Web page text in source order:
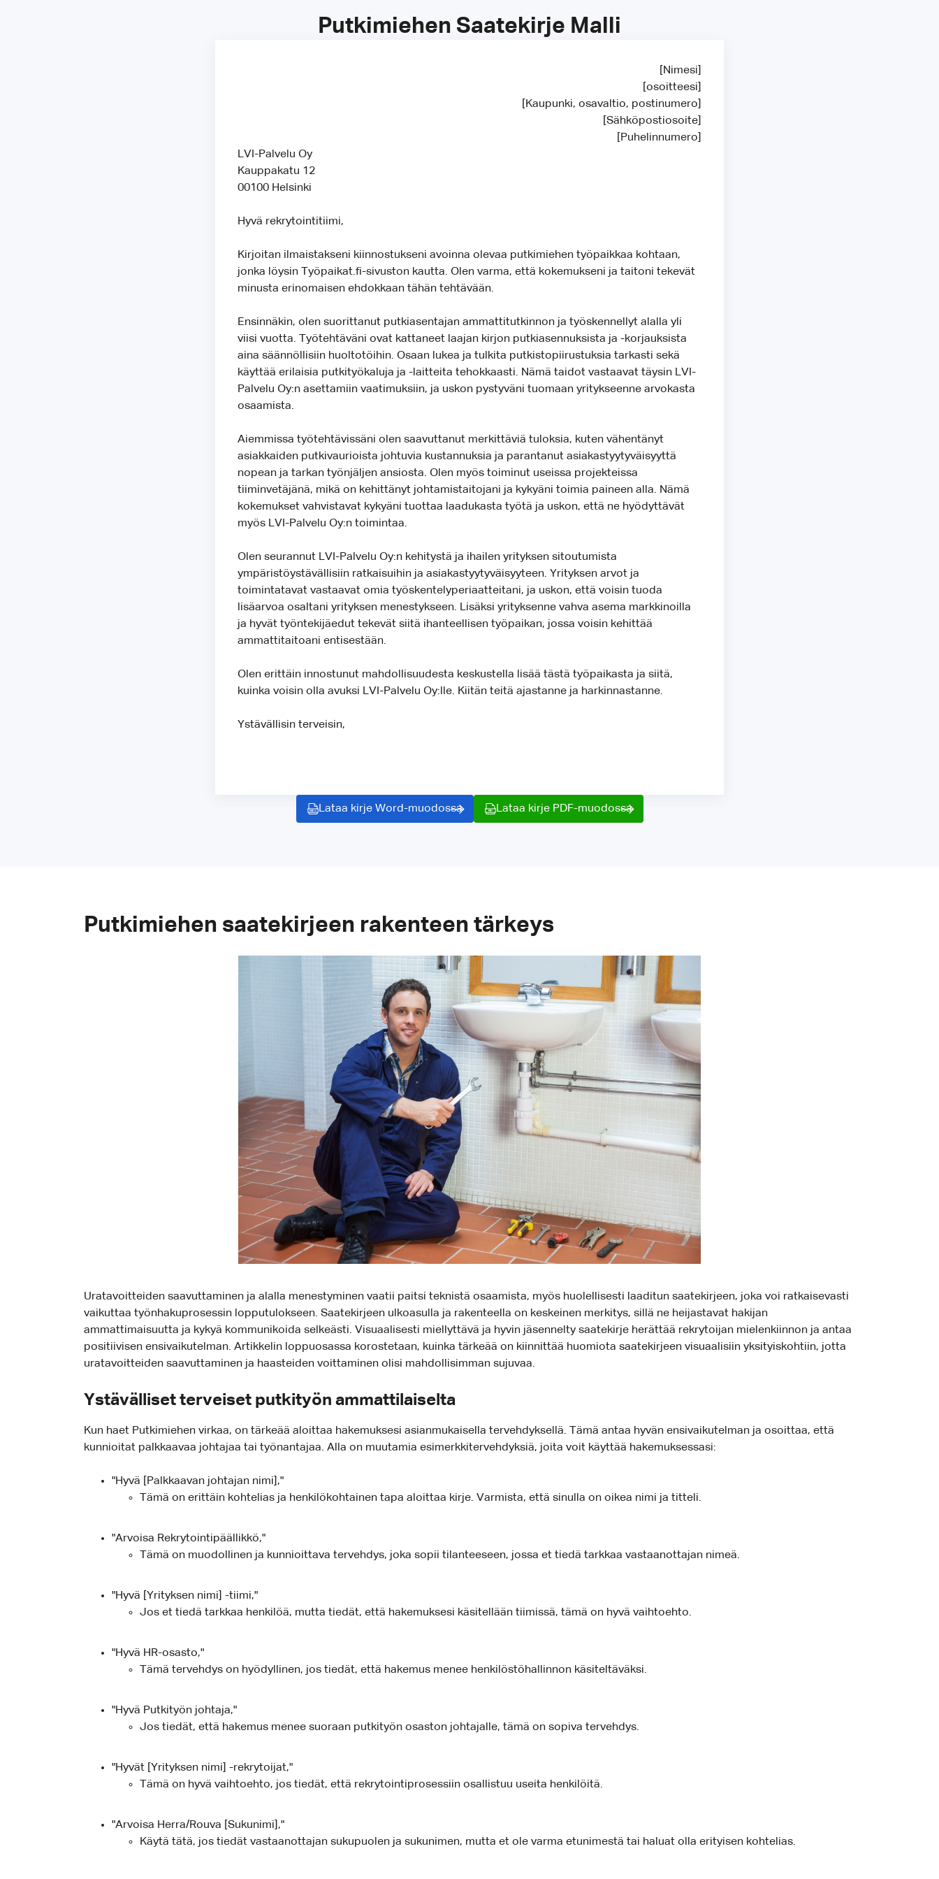
Putkimiehen Saatekirje Malli
[Nimesi]
[osoitteesi]
[Kaupunki, osavaltio, postinumero]
[Sähköpostiosoite]
[Puhelinnumero]
LVI-Palvelu Oy
Kauppakatu 12
00100 Helsinki
Hyvä rekrytointitiimi,
Kirjoitan ilmaistakseni kiinnostukseni avoinna olevaa putkimiehen työpaikkaa kohtaan,
jonka löysin Työpaikat.fi-sivuston kautta. Olen varma, että kokemukseni ja taitoni tekevät
minusta erinomaisen ehdokkaan tähän tehtävään.
Ensinnäkin, olen suorittanut putkiasentajan ammattitutkinnon ja työskennellyt alalla yli
viisi vuotta. Työtehtäväni ovat kattaneet laajan kirjon putkiasennuksista ja -korjauksista
aina säännöllisiin huoltotöihin. Osaan lukea ja tulkita putkistopiirustuksia tarkasti sekä
käyttää erilaisia putkityökaluja ja -laitteita tehokkaasti. Nämä taidot vastaavat täysin LVI-
Palvelu Oy:n asettamiin vaatimuksiin, ja uskon pystyväni tuomaan yritykseenne arvokasta
osaamista.
Aiemmissa työtehtävissäni olen saavuttanut merkittäviä tuloksia, kuten vähentänyt
asiakkaiden putkivaurioista johtuvia kustannuksia ja parantanut asiakastyytyväisyyttä
nopean ja tarkan työnjäljen ansiosta. Olen myös toiminut useissa projekteissa
tiiminvetäjänä, mikä on kehittänyt johtamistaitojani ja kykyäni toimia paineen alla. Nämä
kokemukset vahvistavat kykyäni tuottaa laadukasta työtä ja uskon, että ne hyödyttävät
myös LVI-Palvelu Oy:n toimintaa.
Olen seurannut LVI-Palvelu Oy:n kehitystä ja ihailen yrityksen sitoutumista
ympäristöystävällisiin ratkaisuihin ja asiakastyytyväisyyteen. Yrityksen arvot ja
toimintatavat vastaavat omia työskentelyperiaatteitani, ja uskon, että voisin tuoda
lisäarvoa osaltani yrityksen menestykseen. Lisäksi yrityksenne vahva asema markkinoilla
ja hyvät työntekijäedut tekevät siitä ihanteellisen työpaikan, jossa voisin kehittää
ammattitaitoani entisestään.
Olen erittäin innostunut mahdollisuudesta keskustella lisää tästä työpaikasta ja siitä,
kuinka voisin olla avuksi LVI-Palvelu Oy:lle. Kiitän teitä ajastanne ja harkinnastanne.
Ystävällisin terveisin,
Lataa kirje Word-muodossa Lataa kirje PDF-muodossa
Putkimiehen saatekirjeen rakenteen tärkeys
Uratavoitteiden saavuttaminen ja alalla menestyminen vaatii paitsi teknistä osaamista, myös huolellisesti laaditun saatekirjeen, joka voi ratkaisevasti
vaikuttaa työnhakuprosessin lopputulokseen. Saatekirjeen ulkoasulla ja rakenteella on keskeinen merkitys, sillä ne heijastavat hakijan
ammattimaisuutta ja kykyä kommunikoida selkeästi. Visuaalisesti miellyttävä ja hyvin jäsennelty saatekirje herättää rekrytoijan mielenkiinnon ja antaa
positiivisen ensivaikutelman. Artikkelin loppuosassa korostetaan, kuinka tärkeää on kiinnittää huomiota saatekirjeen visuaalisiin yksityiskohtiin, jotta
uratavoitteiden saavuttaminen ja haasteiden voittaminen olisi mahdollisimman sujuvaa.
Ystävälliset terveiset putkityön ammattilaiselta
Kun haet Putkimiehen virkaa, on tärkeää aloittaa hakemuksesi asianmukaisella tervehdyksellä. Tämä antaa hyvän ensivaikutelman ja osoittaa, että
kunnioitat palkkaavaa johtajaa tai työnantajaa. Alla on muutamia esimerkkitervehdyksiä, joita voit käyttää hakemuksessasi:
"Hyvä [Palkkaavan johtajan nimi],"
Tämä on erittäin kohtelias ja henkilökohtainen tapa aloittaa kirje. Varmista, että sinulla on oikea nimi ja titteli.
"Arvoisa Rekrytointipäällikkö,"
Tämä on muodollinen ja kunnioittava tervehdys, joka sopii tilanteeseen, jossa et tiedä tarkkaa vastaanottajan nimeä.
"Hyvä [Yrityksen nimi] -tiimi,"
Jos et tiedä tarkkaa henkilöä, mutta tiedät, että hakemuksesi käsitellään tiimissä, tämä on hyvä vaihtoehto.
"Hyvä HR-osasto,"
Tämä tervehdys on hyödyllinen, jos tiedät, että hakemus menee henkilöstöhallinnon käsiteltäväksi.
"Hyvä Putkityön johtaja,"
Jos tiedät, että hakemus menee suoraan putkityön osaston johtajalle, tämä on sopiva tervehdys.
"Hyvät [Yrityksen nimi] -rekrytoijat,"
Tämä on hyvä vaihtoehto, jos tiedät, että rekrytointiprosessiin osallistuu useita henkilöitä.
"Arvoisa Herra/Rouva [Sukunimi],"
Käytä tätä, jos tiedät vastaanottajan sukupuolen ja sukunimen, mutta et ole varma etunimestä tai haluat olla erityisen kohtelias.